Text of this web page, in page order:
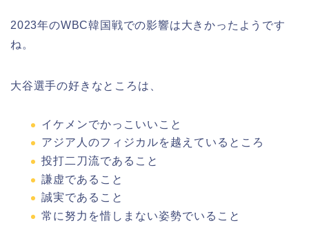
2023年のWBC韓国戦での影響は大きかったようです
ね。
大谷選手の好きなところは、
イケメンでかっこいいこと
アジア人のフィジカルを越えているところ
投打二刀流であること
謙虚であること
誠実であること
常に努力を惜しまない姿勢でいること